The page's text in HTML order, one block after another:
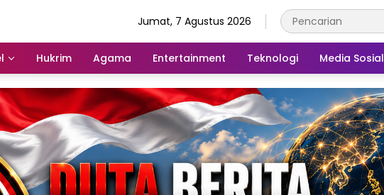
Jumat, 7 Agustus 2026
Hukrim Agama Entertainment Teknologi Media Sosial